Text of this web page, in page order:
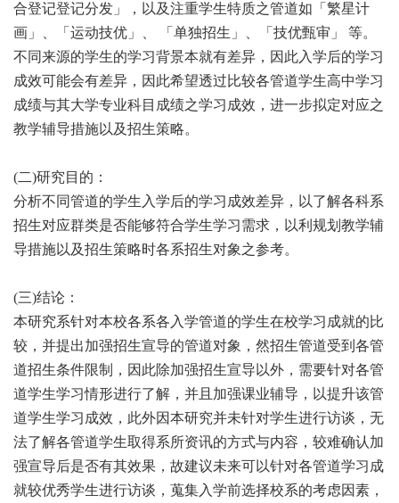
合登记登记分发」，以及注重学生特质之管道如「繁星计
画」、「运动技优」、 「单独招生」、「技优甄审」 等。
不同来源的学生的学习背景本就有差异，因此入学后的学习
成效可能会有差异，因此希望透过比较各管道学生高中学习
成绩与其大学专业科目成绩之学习成效，进一步拟定对应之
教学辅导措施以及招生策略。
(二)研究目的：
分析不同管道的学生入学后的学习成效差异，以了解各科系
招生对应群类是否能够符合学生学习需求，以利规划教学辅
导措施以及招生策略时各系招生对象之参考。
(三)结论：
本研究系针对本校各系各入学管道的学生在校学习成就的比
较，并提出加强招生宣导的管道对象，然招生管道受到各管
道招生条件限制，因此除加强招生宣导以外，需要针对各管
道学生学习情形进行了解，并且加强课业辅导，以提升该管
道学生学习成效，此外因本研究并未针对学生进行访谈，无
法了解各管道学生取得系所资讯的方式与内容，较难确认加
强宣导后是否有其效果，故建议未来可以针对各管道学习成
就较优秀学生进行访谈，蒐集入学前选择校系的考虑因素，